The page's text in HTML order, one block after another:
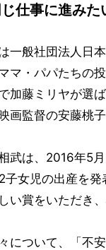
仕事に進み
一般社団法人
マ・パパたちの
加藤ミリヤが選
画監督の安藤桃
武は、2016年5
女児の出産を
い賞をいただき
について、「不